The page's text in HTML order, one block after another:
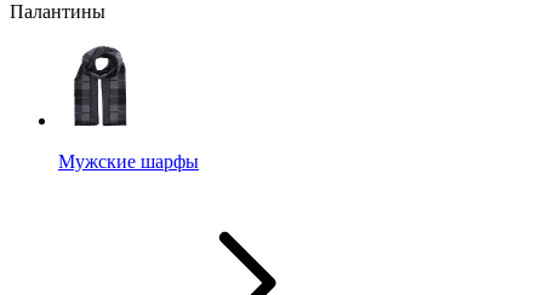
Палантины
Мужские шарфы